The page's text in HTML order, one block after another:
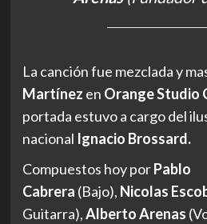
La canción fue mezclada y
Martínez en Orange Studio
portada estuvo a cargo del
nacional Ignacio Brossard.
Compuestos hoy porPablo
Cabrera (Bajo), Nicolas
Guitarra),AlbertoArenas